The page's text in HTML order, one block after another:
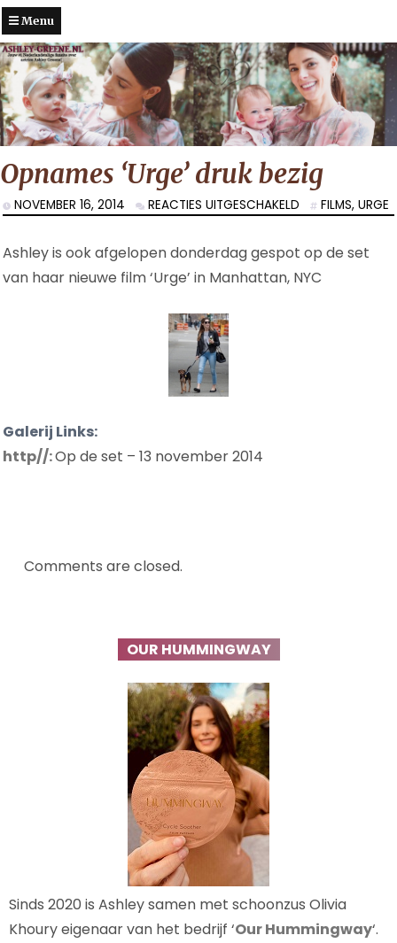
Menu
Opnames ‘Urge’ druk bezig
NOVEMBER 16, 2014 REACTIES UITGESCHAKELD VOOR
OPNAMES
DRUK
BEZIG
FILMS, URGE
Ashley is ook afgelopen donderdag gespot op de set
van haar nieuwe film ‘Urge’ in Manhattan, NYC
Galerij Links:
http//:Op de set – 13 november 2014
Comments are closed.
OUR HUMMINGWAY
Sinds 2020 is Ashley samen met schoonzus Olivia
Khoury eigenaar van het bedrijf ‘Our Hummingway‘.